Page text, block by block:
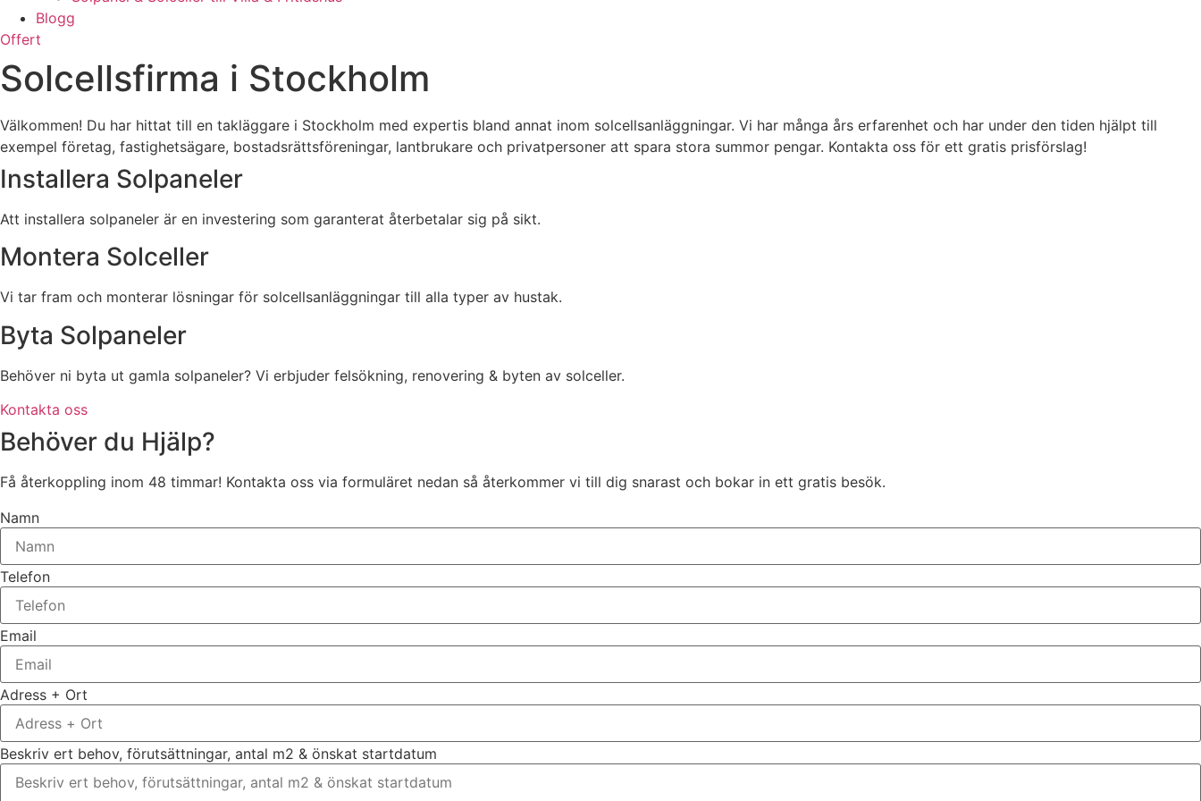
Blogg
Offert
Solcellsfirma i Stockholm
Välkommen! Du har hittat till en takläggare i Stockholm med expertis bland annat inom solcellsanläggningar. Vi har många års erfarenhet och har under den tiden hjälpt till
exempel företag, fastighetsägare, bostadsrättsföreningar, lantbrukare och privatpersoner att spara stora summor pengar. Kontakta oss för ett gratis prisförslag!
Installera Solpaneler
Att installera solpaneler är en investering som garanterat återbetalar sig på sikt.
Montera Solceller
Vi tar fram och monterar lösningar för solcellsanläggningar till alla typer av hustak.
Byta Solpaneler
Behöver ni byta ut gamla solpaneler? Vi erbjuder felsökning, renovering & byten av solceller.
Kontakta oss
Behöver du Hjälp?
Få återkoppling inom 48 timmar! Kontakta oss via formuläret nedan så återkommer vi till dig snarast och bokar in ett gratis besök.
Namn
Telefon
Email
Adress + Ort
Beskriv ert behov, förutsättningar, antal m2 & önskat startdatum